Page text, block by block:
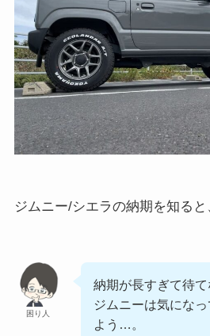
ジムニー/シエラの納期を知ると
困り人
納期が長すぎて待て
ジムニーは気にな
よう…。